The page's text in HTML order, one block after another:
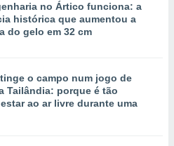
no Ártico funciona: a
histórica que aumentou a
do gelo em 32 cm
o campo num jogo de
Tailândia: porque é tão
ao ar livre durante uma